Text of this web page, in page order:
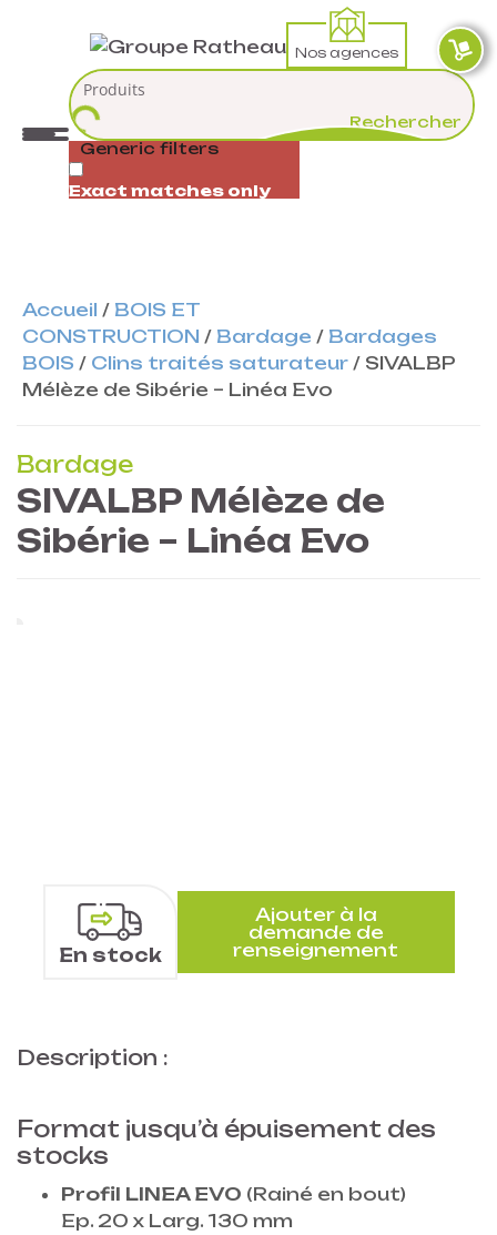
Rechercher
Generic filters
Exact matches only
Nos agences
Accueil / BOIS ET
CONSTRUCTION / Bardage / Bardages
BOIS / Clins traités saturateur / SIVALBP
Mélèze de Sibérie – Linéa Evo
Bardage
SIVALBP Mélèze de
Sibérie – Linéa Evo
En stock
Ajouter à la
demande de
renseignement
Description :
Format jusqu’à épuisement des
stocks
Profil LINEA EVO (Rainé en bout)
Ep. 20 x Larg. 130 mm